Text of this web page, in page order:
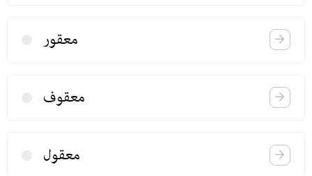
معقور
معقوف
معقول